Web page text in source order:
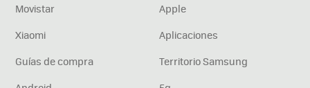
Movistar
Apple
Xiaomi
Aplicaciones
Guías de compra
Territorio Samsung